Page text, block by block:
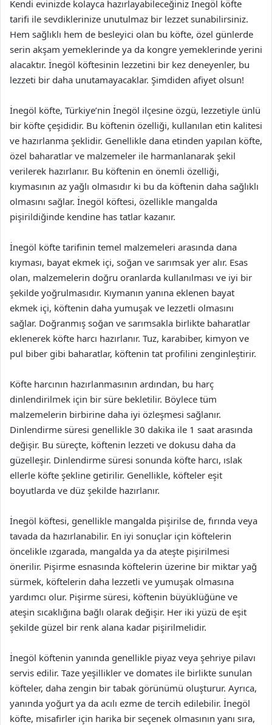
Kendi evinizde kolayca hazırlayabileceğiniz İnegöl köfte
tarifi ile sevdiklerinize unutulmaz bir lezzet sunabilirsiniz.
Hem sağlıklı hem de besleyici olan bu köfte, özel günlerde
serin akşam yemeklerinde ya da kongre yemeklerinde yerini
alacaktır. İnegöl köftesinin lezzetini bir kez deneyenler, bu
lezzeti bir daha unutamayacaklar. Şimdiden afiyet olsun!
İnegöl köfte, Türkiye’nin İnegöl ilçesine özgü, lezzetiyle ünlü
bir köfte çeşididir. Bu köftenin özelliği, kullanılan etin kalitesi
ve hazırlanma şeklidir. Genellikle dana etinden yapılan köfte,
özel baharatlar ve malzemeler ile harmanlanarak şekil
verilerek hazırlanır. Bu köftenin en önemli özelliği,
kıymasının az yağlı olmasıdır ki bu da köftenin daha sağlıklı
olmasını sağlar. İnegöl köftesi, özellikle mangalda
pişirildiğinde kendine has tatlar kazanır.
İnegöl köfte tarifinin temel malzemeleri arasında dana
kıyması, bayat ekmek içi, soğan ve sarımsak yer alır. Esas
olan, malzemelerin doğru oranlarda kullanılması ve iyi bir
şekilde yoğrulmasıdır. Kıymanın yanına eklenen bayat
ekmek içi, köftenin daha yumuşak ve lezzetli olmasını
sağlar. Doğranmış soğan ve sarımsakla birlikte baharatlar
eklenerek köfte harcı hazırlanır. Tuz, karabiber, kimyon ve
pul biber gibi baharatlar, köftenin tat profilini zenginleştirir.
Köfte harcının hazırlanmasının ardından, bu harç
dinlendirilmek için bir süre bekletilir. Böylece tüm
malzemelerin birbirine daha iyi özleşmesi sağlanır.
Dinlendirme süresi genellikle 30 dakika ile 1 saat arasında
değişir. Bu süreçte, köftenin lezzeti ve dokusu daha da
güzelleşir. Dinlendirme süresi sonunda köfte harcı, ıslak
ellerle köfte şekline getirilir. Genellikle, köfteler eşit
boyutlarda ve düz şekilde hazırlanır.
İnegöl köftesi, genellikle mangalda pişirilse de, fırında veya
tavada da hazırlanabilir. En iyi sonuçlar için köftelerin
öncelikle ızgarada, mangalda ya da ateşte pişirilmesi
önerilir. Pişirme esnasında köftelerin üzerine bir miktar yağ
sürmek, köftelerin daha lezzetli ve yumuşak olmasına
yardımcı olur. Pişirme süresi, köftenin büyüklüğüne ve
ateşin sıcaklığına bağlı olarak değişir. Her iki yüzü de eşit
şekilde güzel bir renk alana kadar pişirilmelidir.
İnegöl köftenin yanında genellikle piyaz veya şehriye pilavı
servis edilir. Taze yeşillikler ve domates ile birlikte sunulan
köfteler, daha zengin bir tabak görünümü oluşturur. Ayrıca,
yanında yoğurt ya da acılı ezme de tercih edilebilir. İnegöl
köfte, misafirler için harika bir seçenek olmasının yanı sıra,